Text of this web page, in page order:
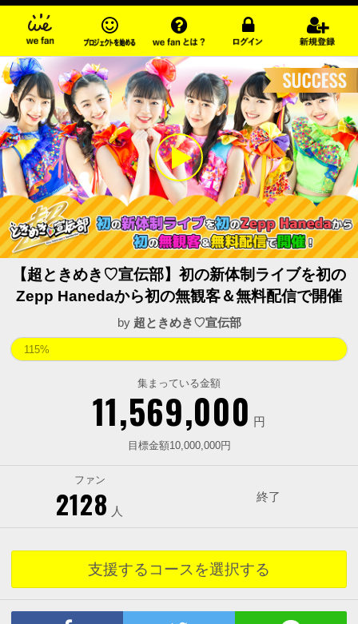
【超ときめき♡宣伝部】初の新体制ライブを初の
Zepp Hanedaから初の無観客＆無料配信で開催
by 超ときめき♡宣伝部
集まっている金額
11,569,000 円
115%
目標金額10,000,000円
ファン
2128 人
終了
支援するコースを選択する